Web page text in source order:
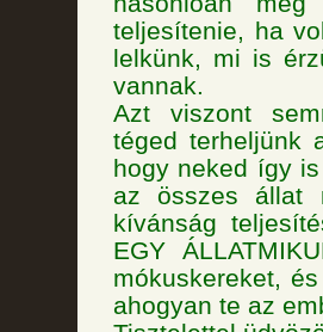
teljesítenie, ha
lelkünk, mi is
vannak.
Azt viszont
téged terheljünk
hogy neked így
az összes állat
kívánság
EGY
mókuskereket,
ahogyan te az